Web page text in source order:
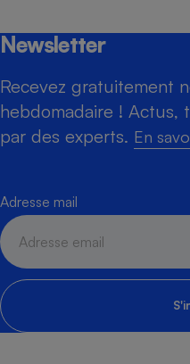
Newsletter
Recevez gratuitement
hebdomadaire ! Actus,
par des experts. En
Adresse mail